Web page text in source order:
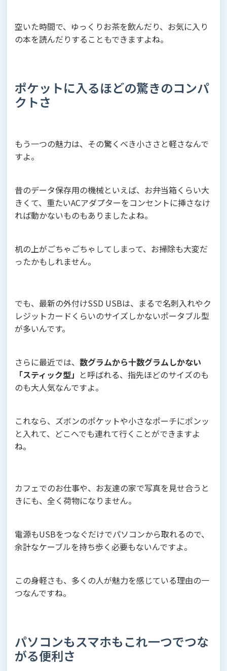
空いた時間で、ゆっくりお茶を飲んだり、お気に入り
の本を読んだりすることもできますよね。
ポケットに入るほどの驚きのコンパ
クトさ
もう一つの魅力は、その驚くべき小ささと軽さなんで
すよ。
昔のデータ保存用の機械といえば、お弁当箱くらい大
きくて、重たいACアダプターをコンセントに挿さなけ
れば動かないものもありましたよね。
机の上がごちゃごちゃしてしまって、お掃除も大変だ
ったかもしれません。
でも、最新の外付けSSD USBは、まるで名刺入れやク
レジットカードくらいのサイズしかないポータブル型
が多いんです。
さらに最近では、 数グラムから十数グラムしかない
「スティック型」 と呼ばれる、指先ほどのサイズのも
のも大人気なんですよ。
これなら、ズボンのポケットや小さなポーチにポンッ
と入れて、どこへでも連れて行くことができますよ
ね。
カフェでのお仕事や、お友達の家で写真を見せ合うと
きにも、全く荷物になりません。
電源もUSBをつなぐだけでパソコンから取れるので、
余計なケーブルを持ち歩く必要もないんですよ。
この身軽さも、多くの人が魅力を感じている理由の一
つなんですね。
パソコンもスマホもこれ一つでつな
がる便利さ